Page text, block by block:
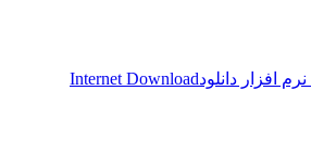
Internet Download